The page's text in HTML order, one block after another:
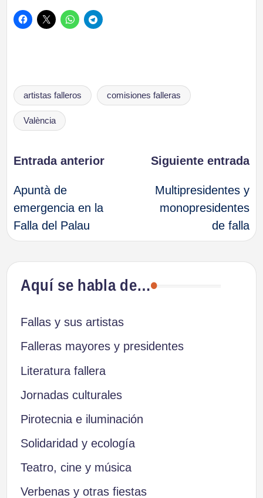
Etiquetas:
artistas falleros comisiones falleras
València
Navegación
de
entradas
Entrada anterior
Apuntà de
emergencia en la
Falla del Palau
Siguiente entrada
Multipresidentes y
monopresidentes
de falla
Aquí se habla de…
Fallas y sus artistas
Falleras mayores y presidentes
Literatura fallera
Jornadas culturales
Pirotecnia e iluminación
Solidaridad y ecología
Teatro, cine y música
Verbenas y otras fiestas